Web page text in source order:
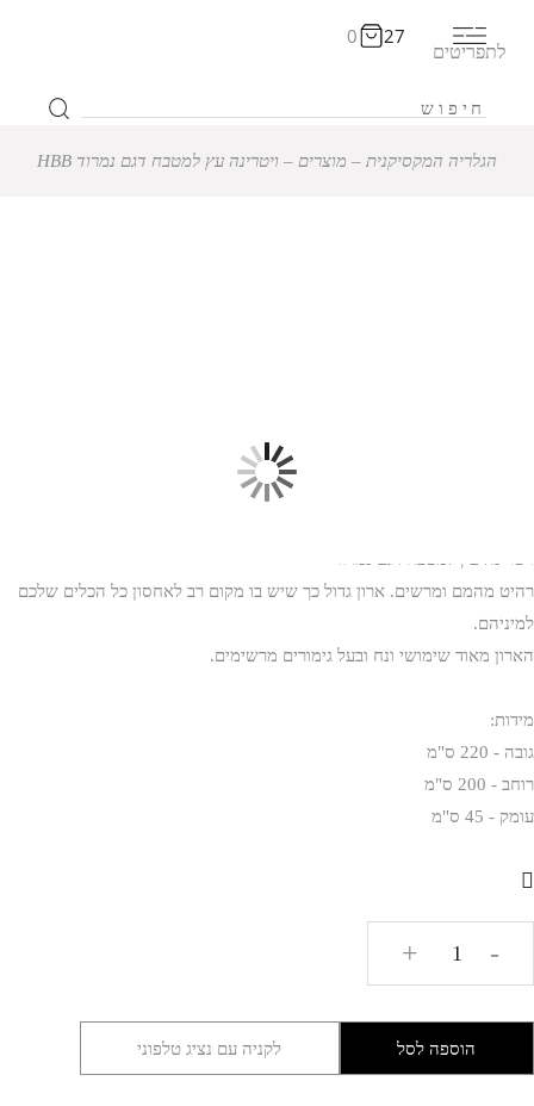
27
0
לתפריטים
הגלריה המקסיקנית ‒ מוצרים ‒ ויטרינה עץ למטבח דגם נמרוד HBB
רהיט מהמם ומרשים. ארון גדול כך שיש בו מקום רב לאחסון כל הכלים שלכם
למיניהם.
הארון מאוד שימושי ונח ובעל גימורים מרשימים.
מידות:
גובה - 220 ס"מ
רוחב - 200 ס"מ
עומק - 45 ס"מ
-
+
הוספה לסל לקניה עם נציג טלפוני